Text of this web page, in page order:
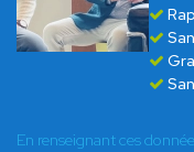
En renseignant ces